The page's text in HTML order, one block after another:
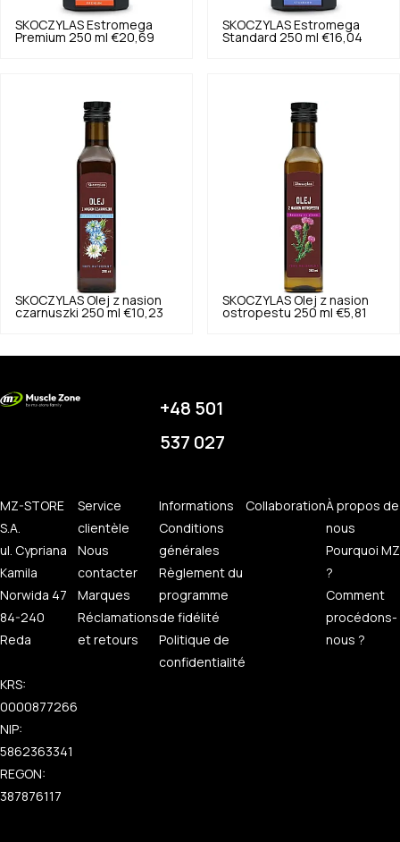
SKOCZYLAS Estromega
Premium 250 ml €20,69
SKOCZYLAS Estromega
Standard 250 ml €16,04
SKOCZYLAS Olej z nasion
czarnuszki 250 ml €10,23
SKOCZYLAS Olej z nasion
ostropestu 250 ml €5,81
+48 501
537 027
MZ-STORE
S.A.
ul. Cypriana
Kamila
Norwida 47
84-240
Reda
KRS:
0000877266
NIP:
5862363341
REGON:
387876117
Service
clientèle
Nous
contacter
Marques
Réclamations
et retours
Informations
Conditions
générales
Règlement du
programme
de fidélité
Politique de
confidentialité
CollaborationÀ propos de
nous
Pourquoi MZ
?
Comment
procédons-
nous ?